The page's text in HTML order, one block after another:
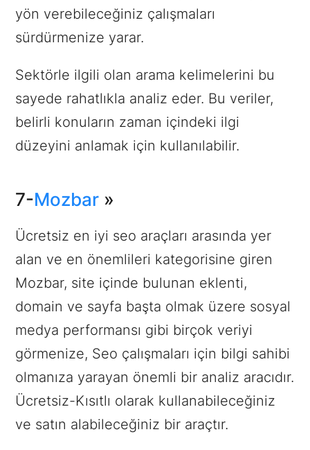
yön verebileceğiniz çalışmaları
sürdürmenize yarar.
Sektörle ilgili olan arama kelimelerini bu
sayede rahatlıkla analiz eder. Bu veriler,
belirli konuların zaman içindeki ilgi
düzeyini anlamak için kullanılabilir.
7-Mozbar »
Ücretsiz en iyi seo araçları arasında yer
alan ve en önemlileri kategorisine giren
Mozbar, site içinde bulunan eklenti,
domain ve sayfa başta olmak üzere sosyal
medya performansı gibi birçok veriyi
görmenize, Seo çalışmaları için bilgi sahibi
olmanıza yarayan önemli bir analiz aracıdır.
Ücretsiz-Kısıtlı olarak kullanabileceğiniz
ve satın alabileceğiniz bir araçtır.